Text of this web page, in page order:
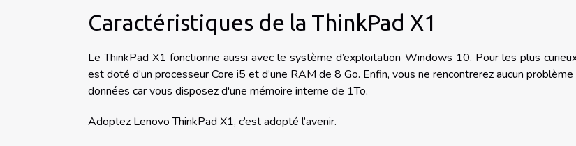
Caractéristiques de la ThinkPad X1
Le ThinkPad X1 fonctionne aussi avec le système d’exploitation Windows 10. Pour les plus
est doté d’un processeur Core i5 et d’une RAM de 8 Go. Enfin, vous ne rencontrerez aucun
données car vous disposez d'une mémoire interne de 1To.
Adoptez Lenovo ThinkPad X1, c’est adopté l’avenir.